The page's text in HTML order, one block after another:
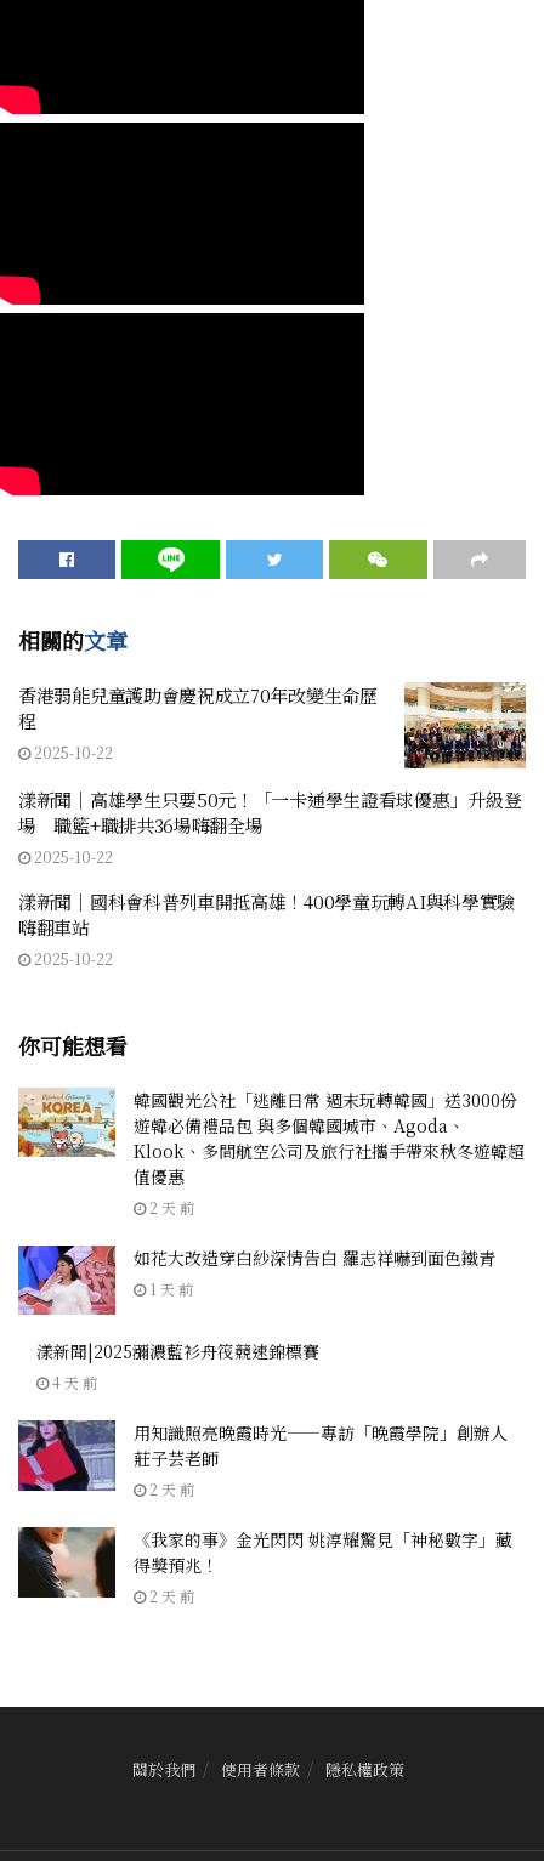
相關的文章
香港弱能兒童護助會慶祝成立70年改變生命歷
程
2025-10-22
漾新聞｜高雄學生只要50元！「一卡通學生證看球優惠」升級登
場 職籃+職排共36場嗨翻全場
2025-10-22
漾新聞｜國科會科普列車開抵高雄！400學童玩轉AI與科學實驗
嗨翻車站
2025-10-22
你可能想看
韓國觀光公社「逃離日常 週末玩轉韓國」送3000份
遊韓必備禮品包 與多個韓國城市、Agoda、
Klook、多間航空公司及旅行社攜手帶來秋冬遊韓超
值優惠
2 天 前
如花大改造穿白紗深情告白 羅志祥嚇到面色鐵青
1 天 前
漾新聞|2025瀰濃藍衫舟筏競速錦標賽
4 天 前
用知識照亮晚霞時光——專訪「晚霞學院」創辦人
莊子芸老師
2 天 前
《我家的事》金光閃閃 姚淳耀驚見「神秘數字」藏
得獎預兆！
2 天 前
關於我們 使用者條款 隱私權政策